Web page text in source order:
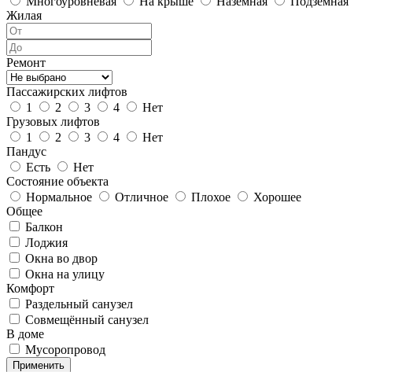
Жилая
Ремонт
Пассажирских лифтов
1
2 3 4
Нет
Грузовых лифтов
1
2 3 4
Нет
Пандус
Есть
Нет
Состояние объекта
Нормальное
Отличное Плохое
Хорошее
Общее
Балкон
Лоджия
Окна во двор
Окна на улицу
Комфорт
Раздельный санузел
Совмещённый санузел
В доме
Мусоропровод
Применить